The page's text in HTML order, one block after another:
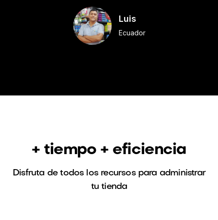
Luis
Ecuador
+ tiempo + eficiencia
Disfruta de todos los recursos para administrar
tu tienda